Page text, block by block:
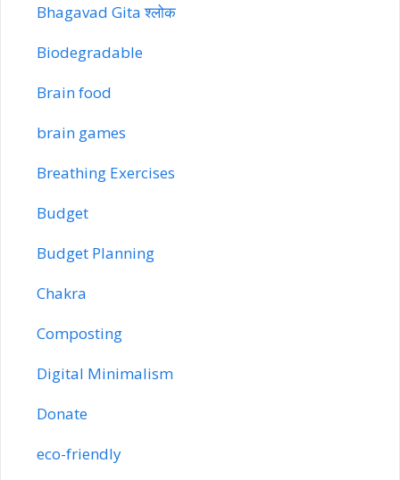
Bhagavad Gita श्लोक
Biodegradable
Brain food
brain games
Breathing Exercises
Budget
Budget Planning
Chakra
Composting
Digital Minimalism
Donate
eco-friendly